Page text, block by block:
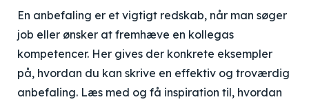
En anbefaling er et vigtigt redskab, når man søger
job eller ønsker at fremhæve en kollegas
kompetencer. Her gives der konkrete eksempler
på, hvordan du kan skrive en effektiv og troværdig
anbefaling. Læs med og få inspiration til, hvordan